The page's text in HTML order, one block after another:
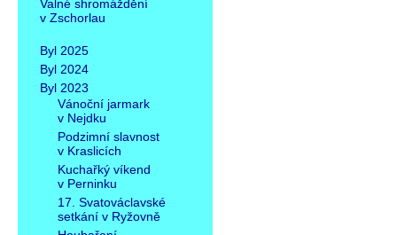
Valné shromáždění
v Zschorlau
Byl 2025
Byl 2024
Byl 2023
Vánoční jarmark
v Nejdku
Podzimní slavnost
v Kraslicích
Kuchařký víkend
v Perninku
17. Svatováclavské
setkání v Ryžovně